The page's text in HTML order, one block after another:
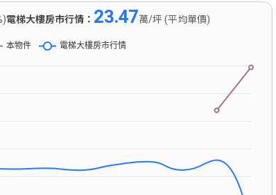
電梯大樓房市行情： 23.47萬/坪 (平均單價)